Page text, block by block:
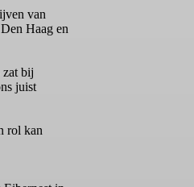
van
Haag en
zat bij
juist
rol kan